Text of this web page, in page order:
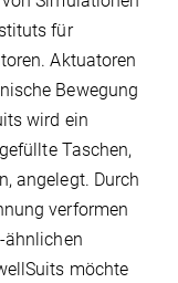
für
Aktuatoren
Bewegung
wird ein
Taschen,
angelegt. Durch
verformen
ähnlichen
möchte